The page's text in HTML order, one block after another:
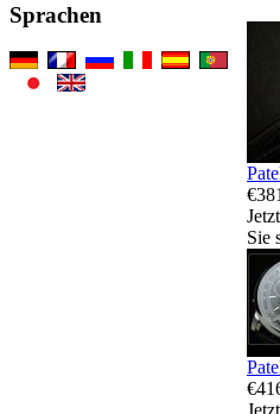
Sprachen
€381
Sie